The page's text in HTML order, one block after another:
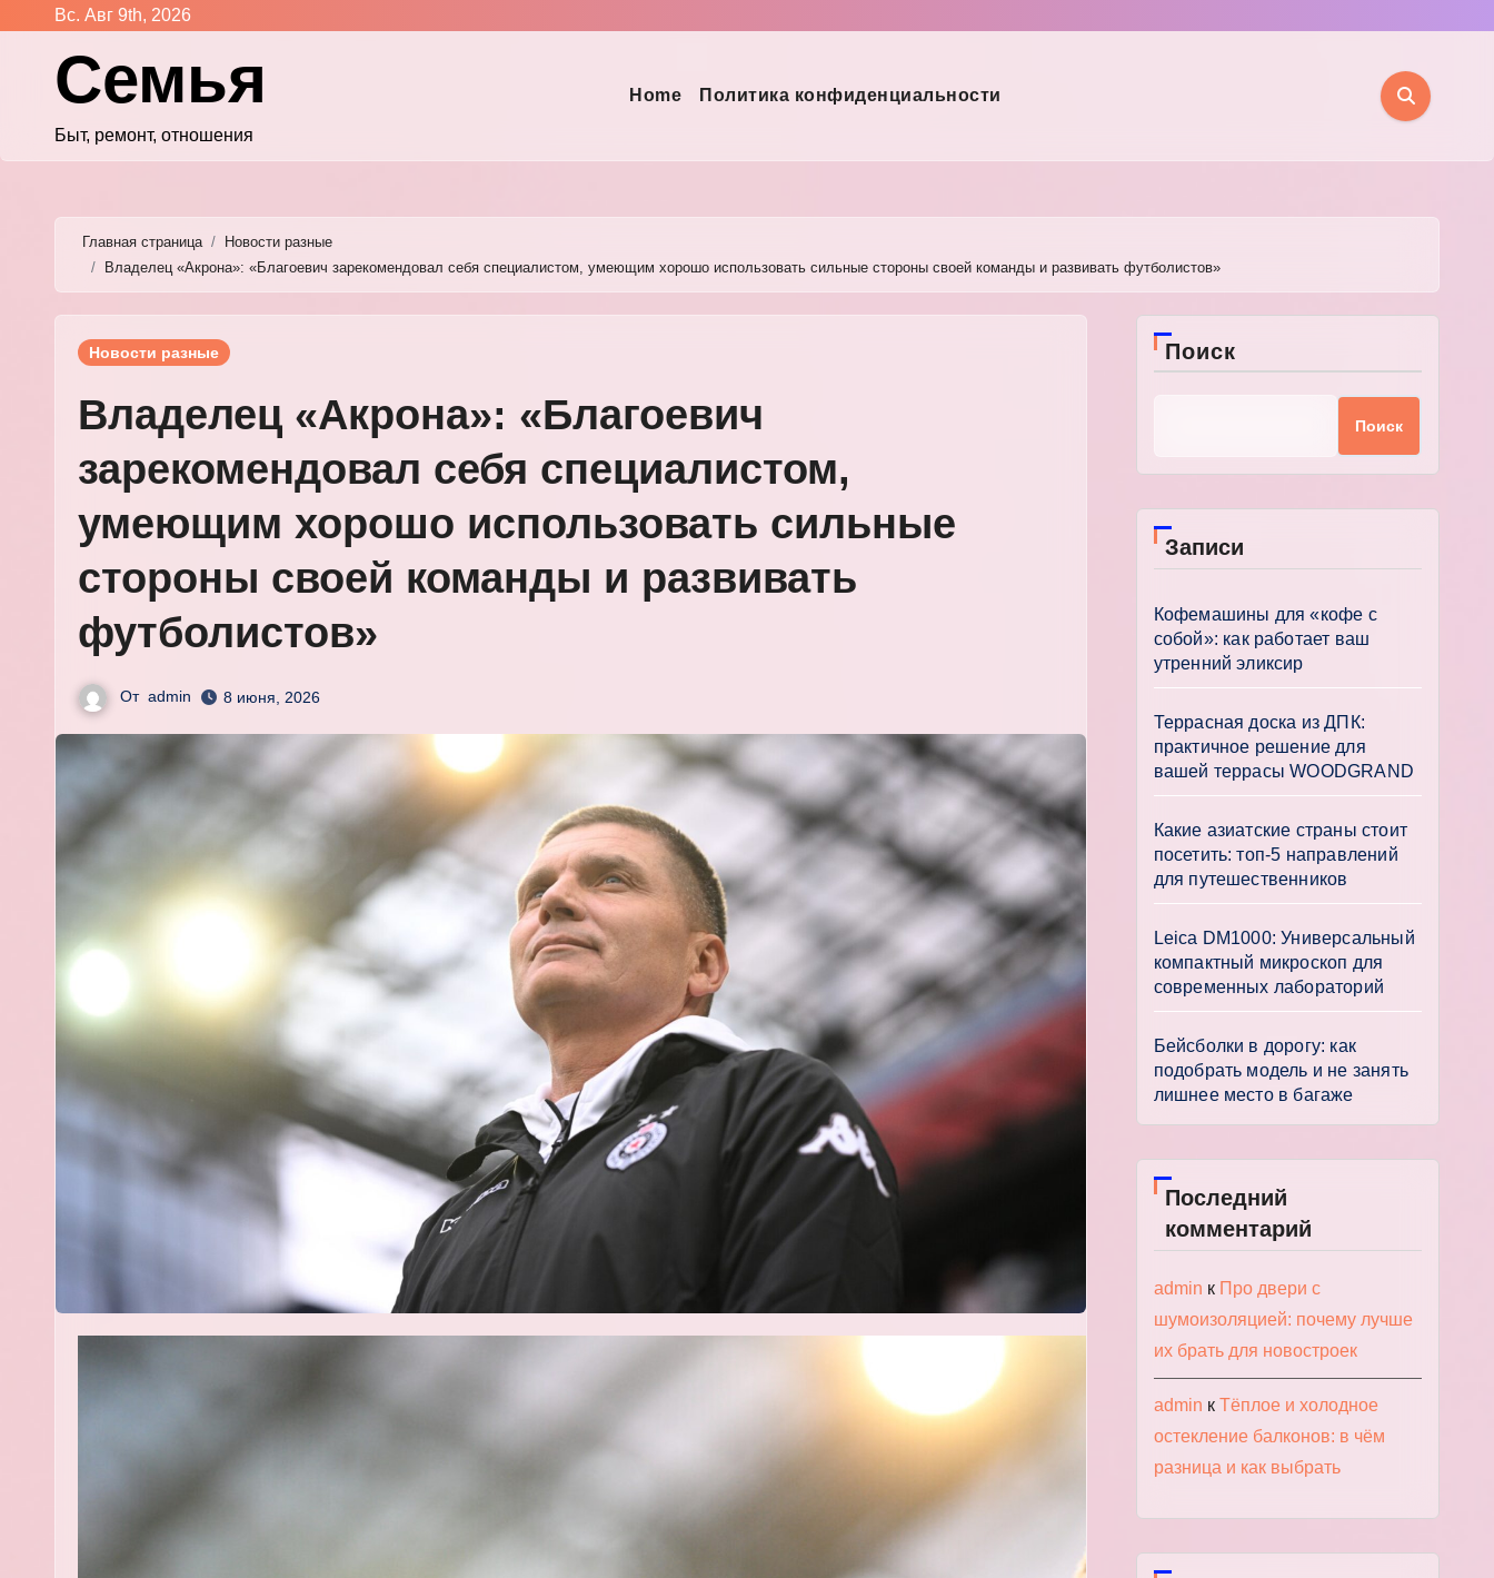
Перейти
содержимому
Вс. Авг 9th, 2026
Семья
Быт, ремонт, отношения
Home Политика конфиденциальности
Главная страница
Новости разные
Владелец «Акрона»: «Благоевич зарекомендовал себя специалистом, умеющим хорошо использовать сильные стороны своей команды и развивать футболистов»
Новости разные
Владелец «Акрона»: «Благоевич
зарекомендовал себя специалистом,
умеющим хорошо использовать сильные
стороны своей команды и развивать
футболистов»
От admin 8 июня, 2026
Поиск
Поиск
Записи
Кофемашины для «кофе с
собой»: как работает ваш
утренний эликсир
Террасная доска из ДПК:
практичное решение для
вашей террасы WOODGRAND
Какие азиатские страны стоит
посетить: топ-5 направлений
для путешественников
Leica DM1000: Универсальный
компактный микроскоп для
современных лабораторий
Бейсболки в дорогу: как
подобрать модель и не занять
лишнее место в багаже
Последний
комментарий
admin к Про двери с
шумоизоляцией: почему лучше
их брать для новостроек
admin к Тёплое и холодное
остекление балконов: в чём
разница и как выбрать